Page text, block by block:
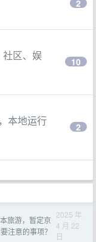
2
社区、娱
10
本地运行
2
旅游，暂定京
注意的事项？
2025 年
4 月 22
日